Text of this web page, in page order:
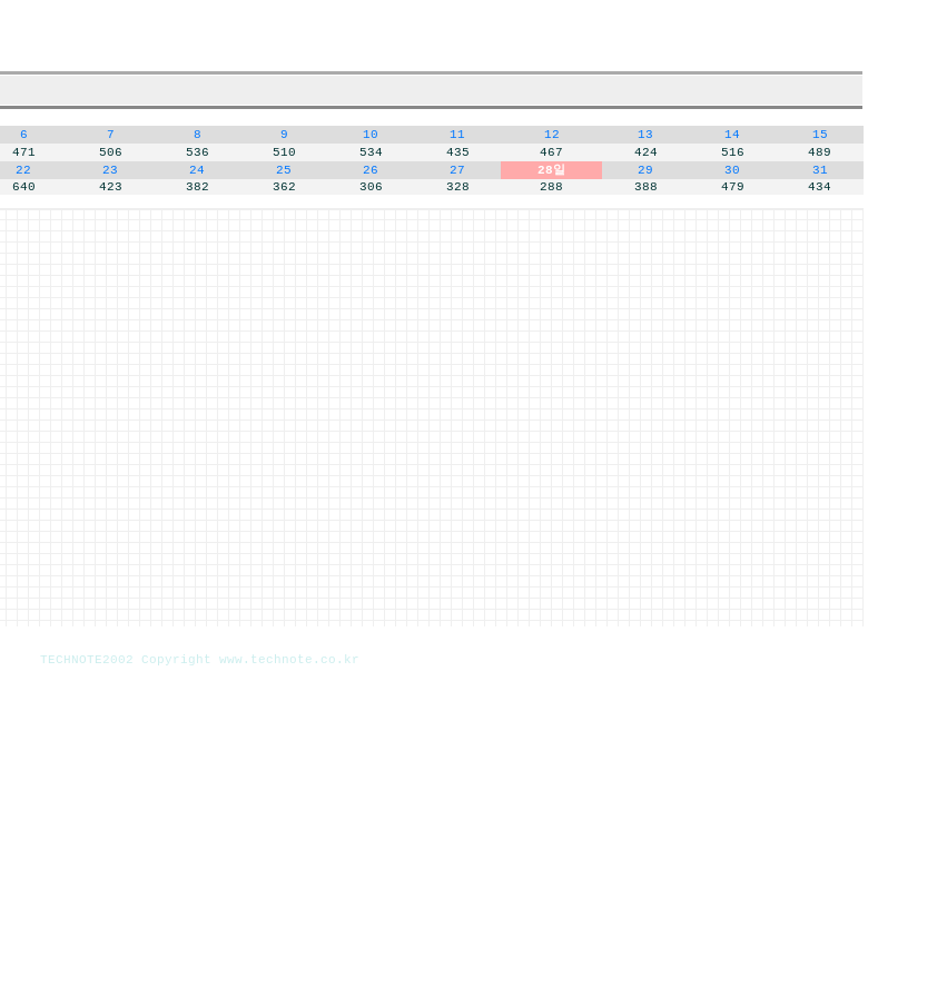
6 7 8 9 10 11 12 13 14
15
471 506 536 510 534 435 467 424 516
489
22 23 24 25 26 27 28일 29 30
31
640 423 382 362 306 328 288 388 479 434
TECHNOTE2002 Copyright www.technote.co.kr